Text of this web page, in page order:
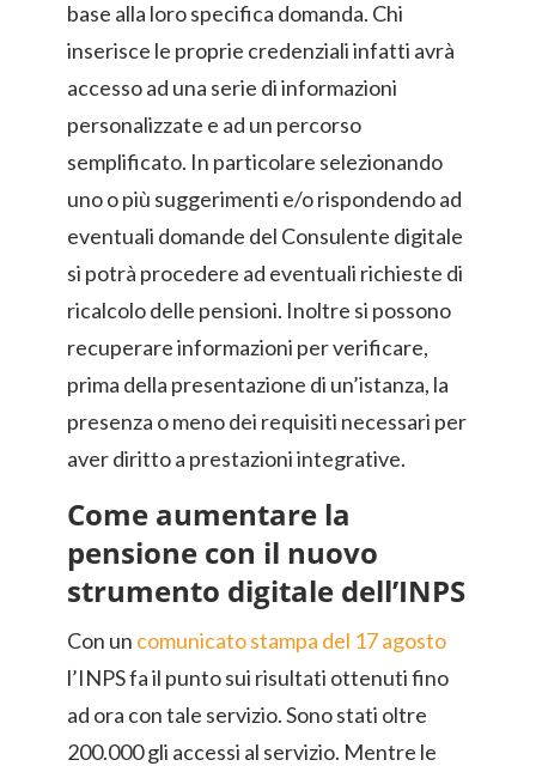
base alla loro specifica domanda. Chi
inserisce le proprie credenziali infatti avrà
accesso ad una serie di informazioni
personalizzate e ad un percorso
semplificato. In particolare selezionando
uno o più suggerimenti e/o rispondendo ad
eventuali domande del Consulente digitale
si potrà procedere ad eventuali richieste di
ricalcolo delle pensioni. Inoltre si possono
recuperare informazioni per verificare,
prima della presentazione di un’istanza, la
presenza o meno dei requisiti necessari per
aver diritto a prestazioni integrative.
Come aumentare la
pensione con il nuovo
strumento digitale dell’INPS
Con un comunicato stampa del 17 agosto
l’INPS fa il punto sui risultati ottenuti fino
ad ora con tale servizio. Sono stati oltre
200.000 gli accessi al servizio. Mentre le